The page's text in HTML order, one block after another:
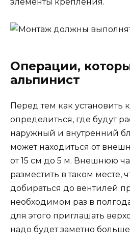
Операции,
альпинист
Перед тем как
определиться, где будут
наружный и внутренний
может находиться от
от 15 см до 5 м. Внешнюю
разместить в таком месте,
добираться до вентилей
необходимом раз в
для этого приглашать
надо будет заметно